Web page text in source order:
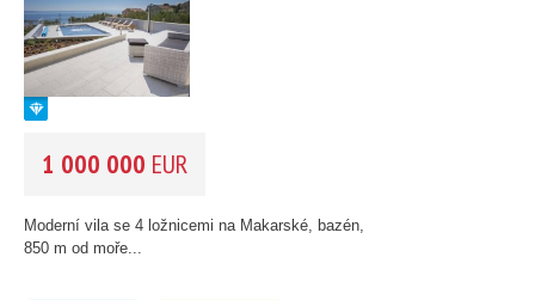
1 000 000 EUR
Moderní vila se 4 ložnicemi na Makarské, bazén,
850 m od moře...